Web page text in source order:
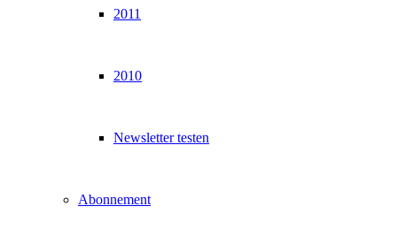
2011
2010
Newsletter testen
Abonnement